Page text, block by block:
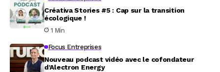
Créativa Stories #5 : Cap sur la transition
écologique !
1 Min
Focus Entreprises
Nouveau podcast vidéo avec le cofondateur
d’Alectron Energy